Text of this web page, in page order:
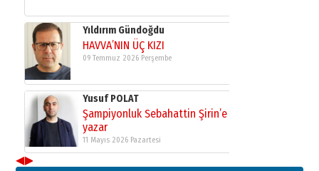
Yıldırım Gündoğdu
HAVVA’NIN ÜÇ KIZI
Yusuf POLAT
Şampiyonluk Sebahattin Şirin’e
yazar
11 Mayıs 2026 Pazartesi
◀▶